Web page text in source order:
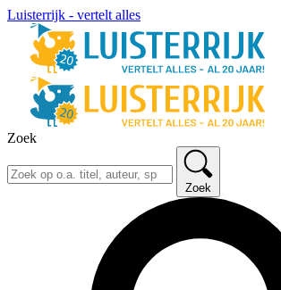
Luisterrijk - vertelt alles
Zoek
Zoek